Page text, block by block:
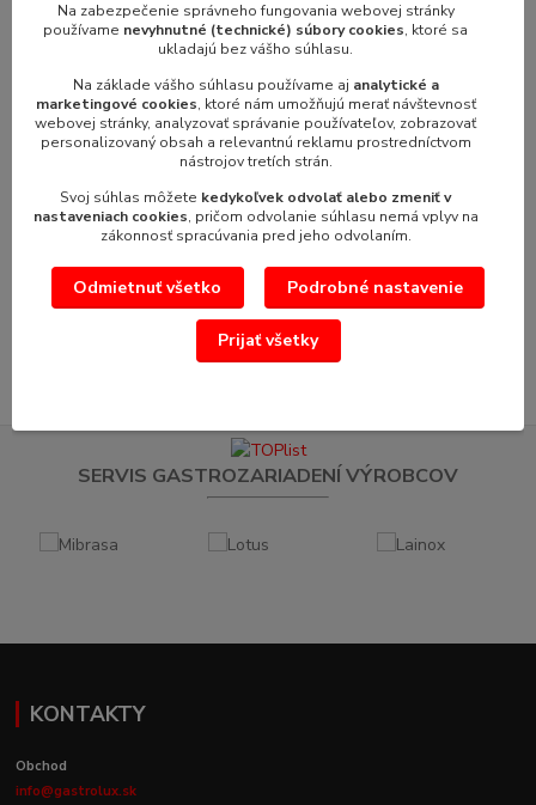
pridávanie ingrediencií počas mixovania. Štvorica nožov je
odnímateľná, čo uľahčuje čistenie. Mixér ponúka možnosť
funkciou. Samozrejmosťou je bezpečnostný systém a patentovaná
motorová brzda. Technológia X-Flow sa stará o efektívne a
rovnomerné mixovanie.
Tovar zaradený v kategóriách
Kuchynské stroje - príprava
SERVIS GASTROZARIADENÍ VÝROBCOV
KONTAKTY
Obchod
info@gastrolux.sk
Na zabezpečenie správneho fungovania webovej stránky
používame nevyhnutné (technické) súbory cookies, ktoré sa
ukladajú bez vášho súhlasu.
Na základe vášho súhlasu používame aj analytické a
marketingové cookies, ktoré nám umožňujú merať návštevnosť
webovej stránky, analyzovať správanie používateľov, zobrazovať
personalizovaný obsah a relevantnú reklamu prostredníctvom
nástrojov tretích strán.
Svoj súhlas môžete kedykoľvek odvolať alebo zmeniť v
nastaveniach cookies, pričom odvolanie súhlasu nemá vplyv na
zákonnosť spracúvania pred jeho odvolaním.
Odmietnuť všetko Podrobné nastavenie
Prijať všetky